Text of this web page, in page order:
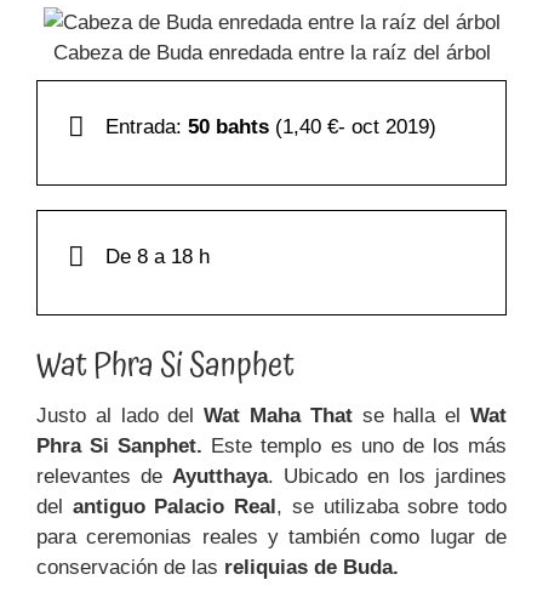
Cabeza de Buda enredada entre la raíz del árbol
Entrada: 50 bahts (1,40 €- oct 2019)
De 8 a 18 h
Wat Phra Si Sanphet
Justo al lado delWat Maha Thatse halla elWat
PhraSi Sanphet. Este templo es uno de los más
relevantes de Ayutthaya. Ubicado en los jardines
del
antiguo Palacio Real , se utilizaba sobre todo
para ceremonias reales y también como lugar de
conservación de las reliquias de Buda.